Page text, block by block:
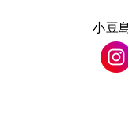
小豆